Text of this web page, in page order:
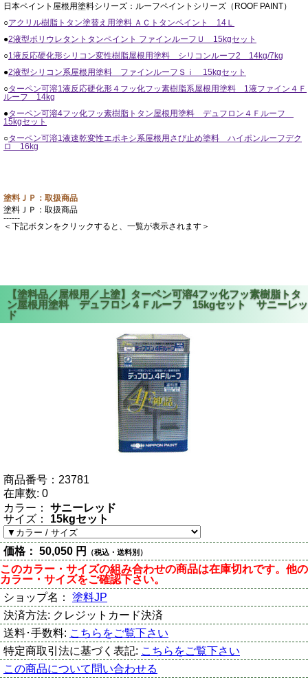
日本ペイント屋根用塗料シリーズ：ルーフペイントシリーズ（ROOF PAINT）
○アクリル樹脂トタン塗替え用塗料 ＡＣトタンペイント 14Ｌ
●2液型ポリウレタントタンペイント ファインルーフＵ 15kgセット
○1液反応硬化形シリコン変性樹脂屋根用塗料 シリコンルーフ2 14kg/7kg
●2液型シリコン系屋根用塗料 ファインルーフＳｉ 15kgセット
○ターペン可溶1液反応硬化形４フッ化フッ素樹脂系屋根用塗料 1液ファイン４Ｆ
ルーフ 14kg
●ターペン可溶4フッ化フッ素樹脂トタン屋根用塗料 デュフロン４Ｆルーフ
15kgセット
○ターペン可溶1液速乾変性エポキシ系屋根用さび止め塗料 ハイポンルーフデク
ロ 16kg
塗料ＪＰ：取扱商品
塗料ＪＰ：取扱商品
------
＜下記ボタンをクリックすると、一覧が表示されます＞
商品番号： 23781
在庫数: 0
カラー：
サニーレッド
サイズ：
15kgセット
価格： 50,050 円 （税込・送料別）
このカラー・サイズの組み合わせの商品は在庫切れです。他の
カラー・サイズをご確認下さい。
ショップ名： 塗料JP
決済方法: クレジットカード決済
送料･手数料: こちらをご覧下さい
特定商取引法に基づく表記: こちらをご覧下さい
この商品について問い合わせる